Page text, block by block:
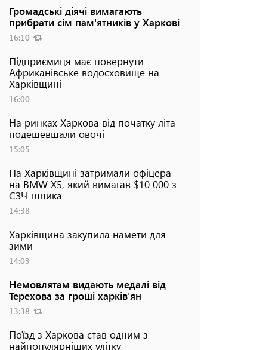
Громадські діячі вимагають
прибрати сім пам'ятників у Харкові
16:10
Підприємиця має повернути
Африканівське водосховище на
Харківщині
16:00
На ринках Харкова від початку літа
подешевшали овочі
15:05
На Харківщині затримали офіцера
на BMW Х5, який вимагав $10 000 з
СЗЧ-шника
14:38
Харківщина закупила намети для
зими
14:03
Немовлятам видають медалі від
Терехова за гроші харків'ян
13:38
Поїзд з Харкова став одним з
найпопулярніших улітку